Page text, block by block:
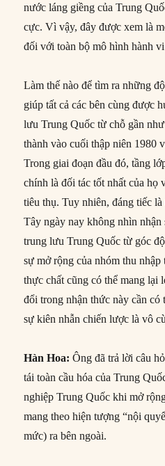
nước láng giềng của Trung
cực. Vì vậy, đây được xem là
đối với toàn bộ mô hình hành
Làm thế nào để tìm ra những
giúp tất cả các bên cùng được
lưu Trung Quốc từ chỗ gần
thành vào cuối thập niên 1980
Trong giai đoạn đầu đó, tầng
chính là đối tác tốt nhất của họ
tiêu thụ. Tuy nhiên, đáng tiếc
Tây ngày nay không nhìn nhận
trung lưu Trung Quốc từ góc
sự mở rộng của nhóm thu
thực chất cũng có thể mang lại
đổi trong nhận thức này cần
sự kiên nhẫn chiến lược là vô
Hàn Hoa: Ông đã trả lời câu
tái toàn cầu hóa của Trung
nghiệp Trung Quốc khi mở
mang theo hiện tượng “nội
mức) ra bên ngoài.